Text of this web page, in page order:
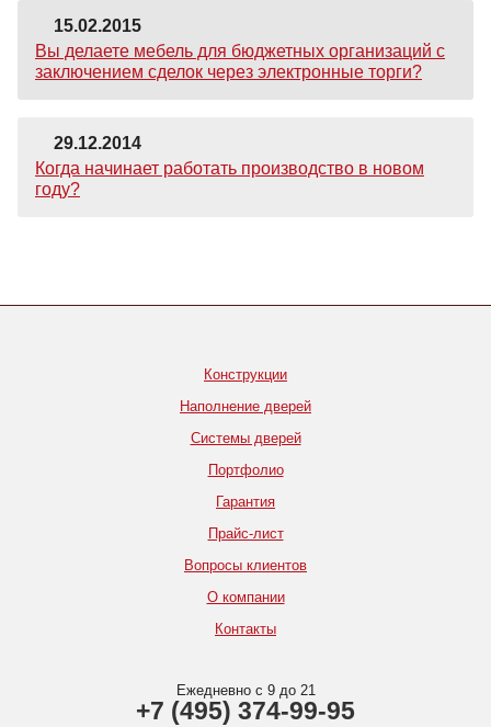
15.02.2015
Вы делаете мебель для бюджетных организаций с
заключением сделок через электронные торги?
29.12.2014
Когда начинает работать производство в новом
году?
Конструкции
Наполнение дверей
Системы дверей
Портфолио
Гарантия
Прайс-лист
Вопросы клиентов
О компании
Контакты
Ежедневно с 9 до 21
+7 (495) 374-99-95